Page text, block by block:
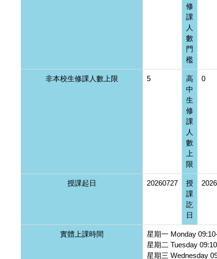
修
課
人
數
門
檻
非本校生修課人數上限 5
高
中
生
修
課
人
數
上
限
0
授課起日 20260727
授
課
訖
日
實體上課時間
星期一 Monday
星期二 Tuesday
星期三 Wednesday